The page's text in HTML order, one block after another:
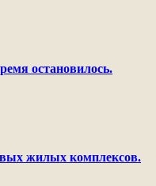
остановилось.
жилых комплексов.